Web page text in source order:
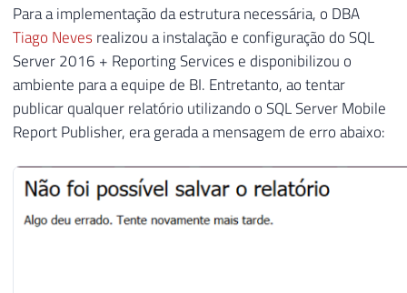
Para a implementação da estrutura necessária, o DBA
Tiago Neves realizou a instalação e configuração do SQL
Server 2016 + Reporting Services e disponibilizou o
ambiente para a equipe de BI. Entretanto, ao tentar
publicar qualquer relatório utilizando o SQL Server Mobile
Report Publisher, era gerada a mensagem de erro abaixo: